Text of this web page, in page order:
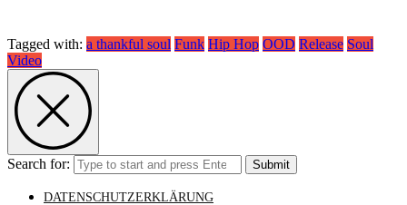
Tagged with: a thankful soul Funk Hip Hop OOD Release Soul
Video
Search for: Submit
DATENSCHUTZERKLÄRUNG